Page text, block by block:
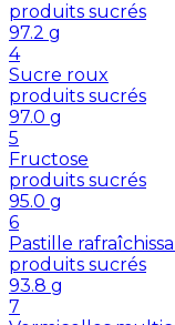
produits sucrés
97.2 g
4
Sucre roux
produits sucrés
97.0 g
5
Fructose
produits sucrés
95.0 g
6
Pastille
produits sucrés
93.8 g
7